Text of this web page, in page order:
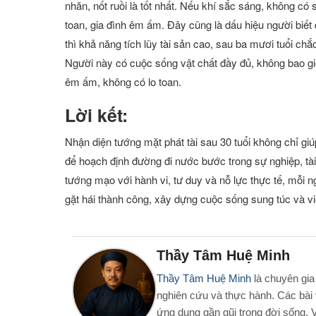
nhăn, nốt ruồi là tốt nhất. Nếu khí sắc sáng, không
toan, gia đình êm ấm. Đây cũng là dấu hiệu người
thì khả năng tích lũy tài sản cao, sau ba mươi tuổi
Người này có cuộc sống vật chất đầy đủ, không bao
êm ấm, không có lo toan.
Lời kết:
Nhận diện tướng mặt phát tài sau 30 tuổi không chỉ
để hoạch định đường đi nước bước trong sự nghiệp,
tướng mạo với hành vi, tư duy và nỗ lực thực tế, mỗi
gặt hái thành công, xây dựng cuộc sống sung túc và
Thầy Tâm Huệ Minh
Thầy Tâm Huệ Minh là chuyên
nghiên cứu và thực hành. Các
ứng dụng gần gũi trong đời sống.